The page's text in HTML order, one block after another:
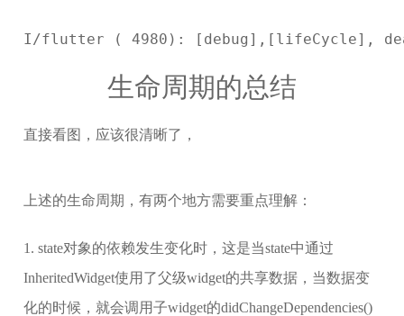
I/flutter ( 4980): [debug],[lifeCycle],
生命周期的总结
直接看图，应该很清晰了，
上述的生命周期，有两个地方需要重点理解：
1. state对象的依赖发生变化时，这是当state中通过
InheritedWidget使用了父级widget的共享数据，当数据变
化的时候，就会调用子widget的didChangeDependencies()